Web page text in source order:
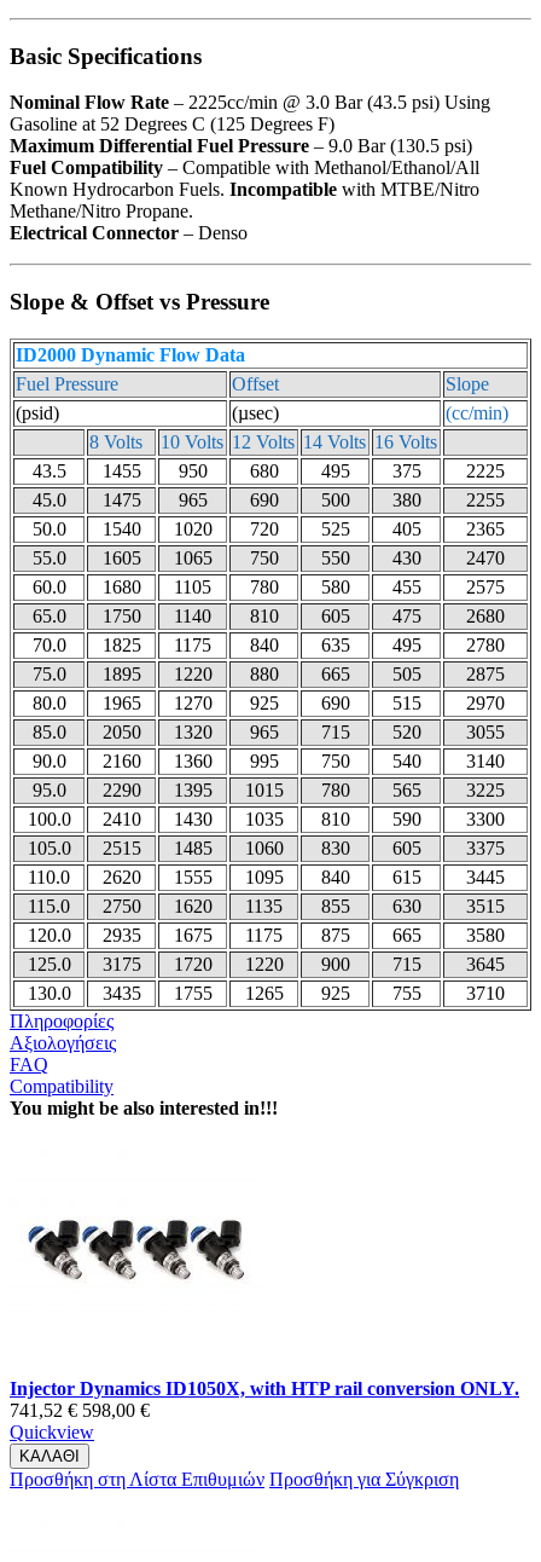
Basic Specifications
Nominal Flow Rate – 2225cc/min @ 3.0 Bar (43.5 psi) Using
Gasoline at 52 Degrees C (125 Degrees F)
Maximum Differential Fuel Pressure – 9.0 Bar (130.5 psi)
Fuel Compatibility – Compatible with Methanol/Ethanol/All
Known Hydrocarbon Fuels. Incompatible with MTBE/Nitro
Methane/Nitro Propane.
Electrical Connector – Denso
Slope & Offset vs Pressure
ID2000 Dynamic Flow Data
Fuel Pressure
Offset
Slope
(psid)
(µsec)
(cc/min)
8 Volts
10 Volts 12 Volts 14 Volts 16 Volts
43.5
1455 950 680 495 375
2225
45.0
1475 965 690 500 380
2255
50.0
1540 1020 720 525 405
2365
55.0
1605 1065 750 550 430
2470
60.0
1680 1105 780 580 455
2575
65.0
1750 1140 810 605 475
2680
70.0
1825 1175 840 635 495
2780
75.0
1895 1220 880 665 505
2875
80.0
1965 1270 925 690 515
2970
85.0
2050 1320 965 715 520
3055
90.0
2160 1360 995 750 540
3140
95.0
2290 1395 1015 780 565
3225
100.0
2410 1430 1035 810 590
3300
105.0
2515 1485 1060 830 605
3375
110.0
2620 1555 1095 840 615
3445
115.0
2750 1620 1135 855 630
3515
120.0
2935 1675 1175 875 665
3580
125.0
3175 1720 1220 900 715
3645
130.0
3435 1755 1265 925 755
3710
Πληροφορίες
Αξιολογήσεις
FAQ
Compatibility
You might be also interested in!!!
Injector Dynamics ID1050X, with HTP rail conversion ONLY.
741,52 € 598,00 €
Quickview
ΚΑΛΑΘΙ
Προσθήκη στη Λίστα Επιθυμιών Προσθήκη για Σύγκριση